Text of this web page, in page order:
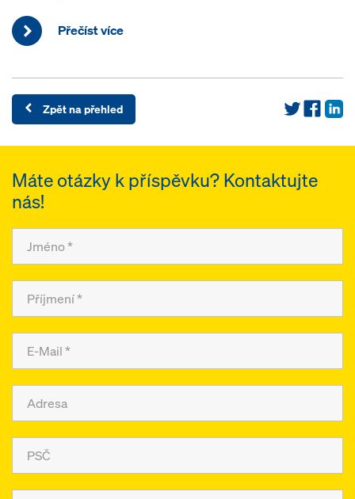
Přečíst více
Zpět na přehled
Máte otázky k příspěvku? Kontaktujte
nás!